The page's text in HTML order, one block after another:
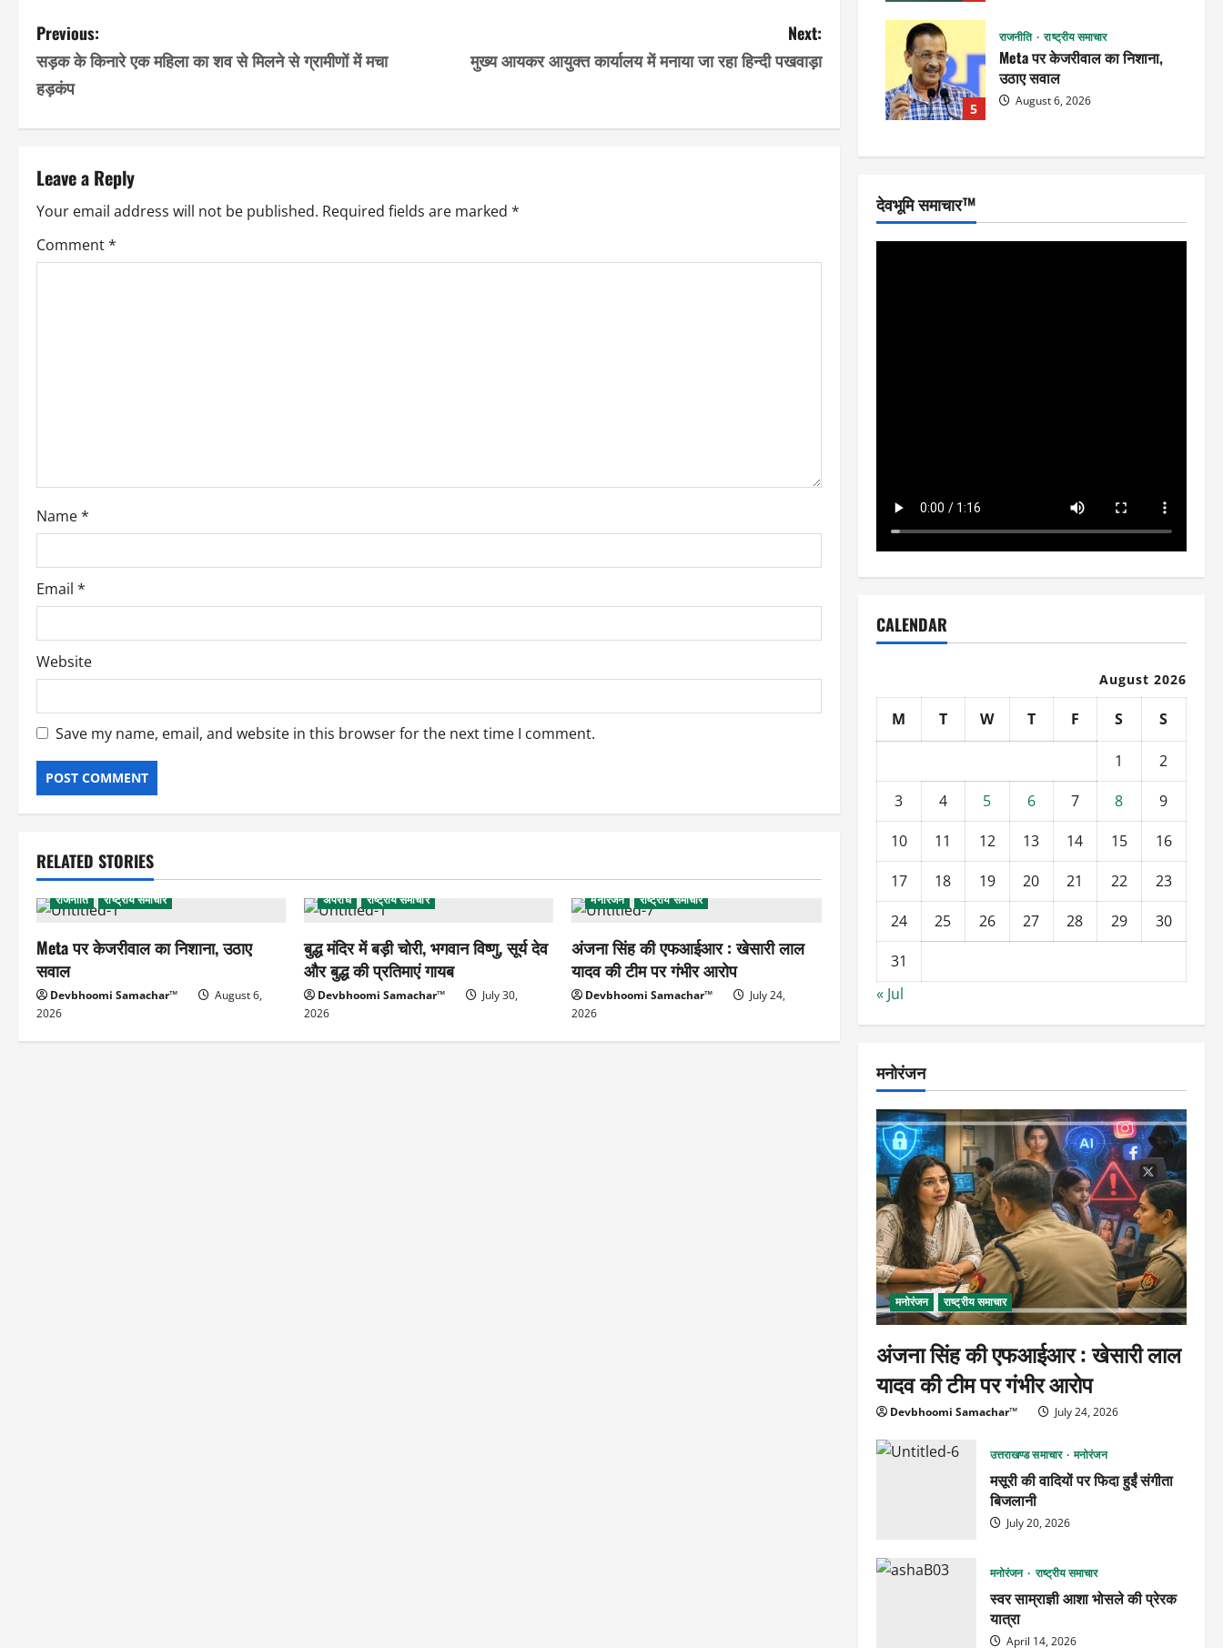
Link
P
o
n
a
v
o
n
Previous:
सड़क के किनारे एक महिला का शव से मिलने से ग्रामीणों में मचा
हड़कंप
Next:
मुख्य आयकर आयुक्त कार्यालय में मनाया जा रहा हिन्दी पखवाड़ा
Leave a Reply
Your email address will not be published. Required fields are marked *
Comment*
Name*
Email *
Website
Save my name, email, and website in this browser for the next time I comment.
RELATED STORIES
राजनीति राष्ट्रीय समाचार
Meta पर केजरीवाल का निशाना, उठाए
सवाल
Devbhoomi Samachar™
August 6,
2026
अपराध राष्ट्रीय समाचार
बुद्ध मंदिर में बड़ी चोरी, भगवान विष्णु, सूर्य देव
और बुद्ध की प्रतिमाएं गायब
Devbhoomi Samachar™
July 30,
2026
मनोरंजन राष्ट्रीय समाचार
अंजना सिंह की एफआईआर : खेसारी लाल
यादव की टीम पर गंभीर आरोप
Devbhoomi Samachar™
July 24,
2026
5
राजनीति राष्ट्रीय समाचार
Meta पर केजरीवाल का निशाना,
उठाए सवाल
August 6, 2026
देवभूमि समाचार™
CALENDAR
August 2026
M T W T F S S
1
2
3
4 5 6 7 8
9
10
11 12 13 14 15
16
17
18 19 20 21 22
23
24
25 26 27 28 29
30
31
« Jul
मनोरंजन
मनोरंजन राष्ट्रीय समाचार
अंजना सिंह की एफआईआर : खेसारी लाल
यादव की टीम पर गंभीर आरोप
Devbhoomi Samachar™ July 24, 2026
उत्तराखण्ड समाचार मनोरंजन
मसूरी की वादियों पर फिदा हुईं संगीता
बिजलानी
July 20, 2026
मनोरंजन राष्ट्रीय समाचार
स्वर साम्राज्ञी आशा भोसले की प्रेरक
यात्रा
April 14, 2026